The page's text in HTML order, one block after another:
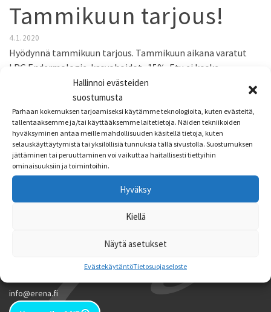
Hallinnoi evästeiden
suostumusta
Parhaan kokemuksen tarjoamiseksi käytämme teknologioita, kuten evästeitä,
tallentaaksemme ja/tai käyttääksemme laitetietoja. Näiden tekniikoiden
hyväksyminen antaa meille mahdollisuuden käsitellä tietoja, kuten
selauskäyttäytymistä tai yksilöllisiä tunnuksia tällä sivustolla. Suostumuksen
jättäminen tai peruuttaminen voi vaikuttaa haitallisesti tiettyihin
ominaisuuksiin ja toimintoihin.
Hyväksy
Kiellä
Näytä asetukset
EvästekäytäntöTietosuojaseloste
Tammikuun tarjous!
4.1.2020
Hyödynnä tammikuun tarjous. Tammikuun aikana varatut
LPG Endermologie-kasvohoidot -15%. Etu ei koske
KAUNEUSHOITOLA ERENA
Kauneushoitola Erena
60200 SEINÄJOKI
info@erena.fi